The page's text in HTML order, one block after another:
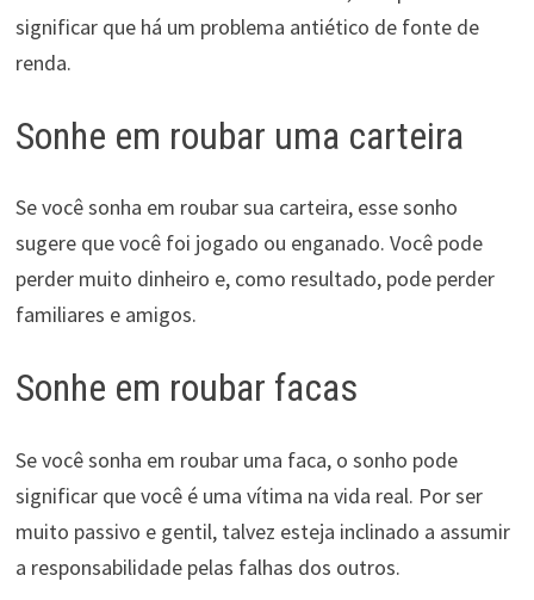
significar que há um problema antiético de fonte de
renda.
Sonhe em roubar uma carteira
Se você sonha em roubar sua carteira, esse sonho
sugere que você foi jogado ou enganado. Você pode
perder muito dinheiro e, como resultado, pode perder
familiares e amigos.
Sonhe em roubar facas
Se você sonha em roubar uma faca, o sonho pode
significar que você é uma vítima na vida real. Por ser
muito passivo e gentil, talvez esteja inclinado a assumir
a responsabilidade pelas falhas dos outros.